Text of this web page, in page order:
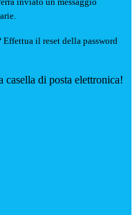
Effettua il reset della password
di posta elettronica!